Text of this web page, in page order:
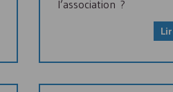
l’association ?